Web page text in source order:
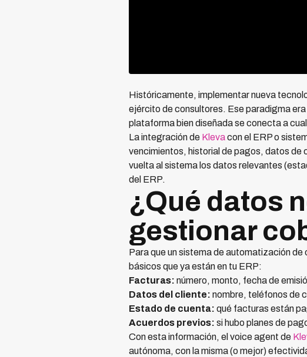
Históricamente, implementar nueva
ejército de consultores. Ese paradigma
plataforma bien diseñada se conecta a
La integración de Klevacon el ERP o
vencimientos, historial de pagos, datos
vuelta al sistema los datos relevantes
del ERP.
¿Qué datos
gestionar
Para que un sistema de automatización
básicos que ya están en tu ERP:
Facturas: número, monto, fecha de
Datos del cliente: nombre, teléfonos de
Estado de cuenta: qué facturas están
Acuerdos previos: si hubo planes de
Con esta información, el voice agent de
autónoma, con la misma (o mejor)